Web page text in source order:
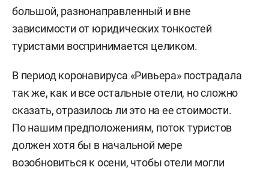
большой, разнонаправленный и вне
зависимости от юридических тонкостей
туристами воспринимается целиком.
В период коронавируса «Ривьера» пострадала
так же, как и все остальные отели, но сложно
сказать, отразилось ли это на ее стоимости.
По нашим предположениям, поток туристов
должен хотя бы в начальной мере
возобновиться к осени, чтобы отели могли